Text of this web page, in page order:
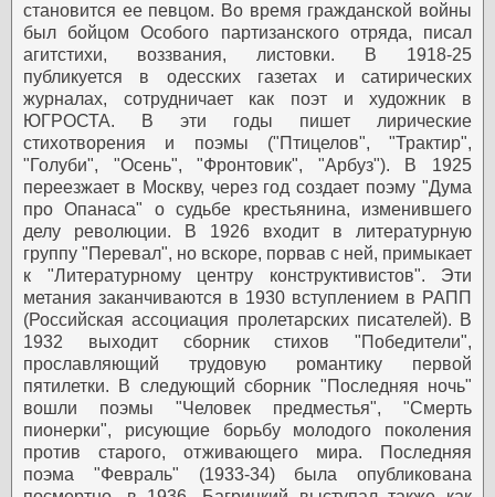
становится ее певцом. Во время гражданской войны
был бойцом Особого партизанского отряда, писал
агитстихи, воззвания, листовки. В 1918-25
публикуется в одесских газетах и сатирических
журналах, сотрудничает как поэт и художник в
ЮГРОСТА. В эти годы пишет лирические
стихотворения и поэмы ("Птицелов", "Трактир",
"Голуби", "Осень", "Фронтовик", "Арбуз"). В 1925
переезжает в Москву, через год создает поэму "Дума
про Опанаса" о судьбе крестьянина, изменившего
делу революции. В 1926 входит в литературную
группу "Перевал", но вскоре, порвав с ней, примыкает
к "Литературному центру конструктивистов". Эти
метания заканчиваются в 1930 вступлением в РАПП
(Российская ассоциация пролетарских писателей). В
1932 выходит сборник стихов "Победители",
прославляющий трудовую романтику первой
пятилетки. В следующий сборник "Последняя ночь"
вошли поэмы "Человек предместья", "Смерть
пионерки", рисующие борьбу молодого поколения
против старого, отживающего мира. Последняя
поэма "Февраль" (1933-34) была опубликована